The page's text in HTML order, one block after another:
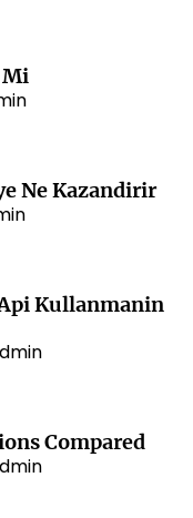
Mi
Ne Kazandirir
Kullanmanin
Compared